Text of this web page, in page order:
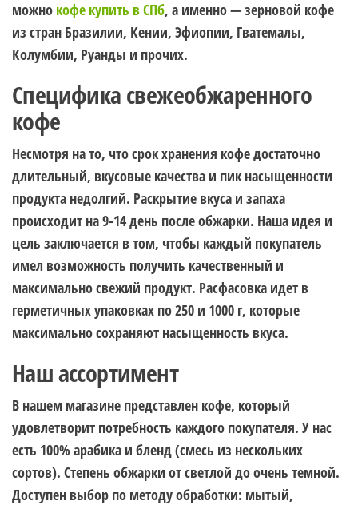
можно кофе купить в СПб, а именно — зерновой кофе
из стран Бразилии, Кении, Эфиопии, Гватемалы,
Колумбии, Руанды и прочих.
Специфика свежеобжаренного
кофе
Несмотря на то, что срок хранения кофе достаточно
длительный, вкусовые качества и пик насыщенности
продукта недолгий. Раскрытие вкуса и запаха
происходит на 9-14 день после обжарки. Наша идея и
цель заключается в том, чтобы каждый покупатель
имел возможность получить качественный и
максимально свежий продукт. Расфасовка идет в
герметичных упаковках по 250 и 1000 г, которые
максимально сохраняют насыщенность вкуса.
Наш ассортимент
В нашем магазине представлен кофе, который
удовлетворит потребность каждого покупателя. У нас
есть 100% арабика и бленд (смесь из нескольких
сортов). Степень обжарки от светлой до очень темной.
Доступен выбор по методу обработки: мытый,